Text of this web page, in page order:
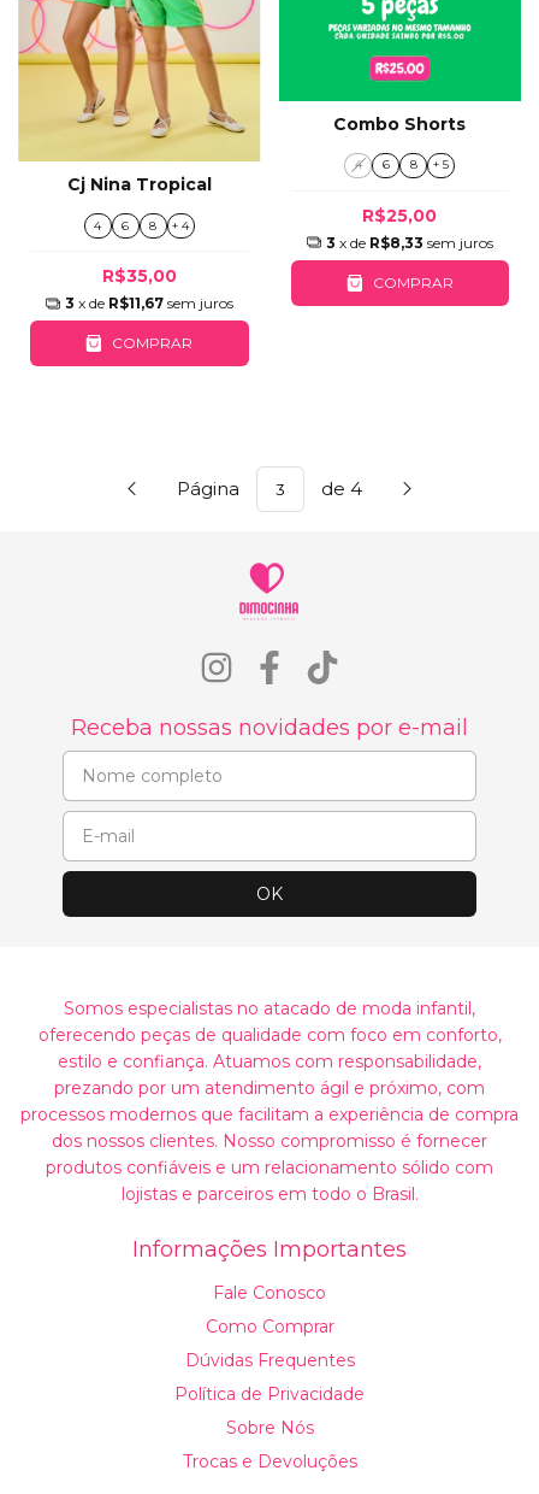
Cj Nina Tropical
4 6 8 + 4
R$35,00
3 x de R$11,67 sem juros
COMPRAR
Combo Shorts
4 6 8 + 5
R$25,00
3 x de R$8,33 sem juros
COMPRAR
Página de 4
Receba nossas novidades por e-mail
Somos especialistas no atacado de moda infantil,
oferecendo peças de qualidade com foco em conforto,
estilo e confiança. Atuamos com responsabilidade,
prezando por um atendimento ágil e próximo, com
processos modernos que facilitam a experiência de compra
dos nossos clientes. Nosso compromisso é fornecer
produtos confiáveis e um relacionamento sólido com
lojistas e parceiros em todo o Brasil.
Informações Importantes
Fale Conosco
Como Comprar
Dúvidas Frequentes
Política de Privacidade
Sobre Nós
Trocas e Devoluções